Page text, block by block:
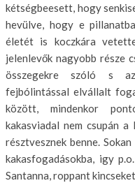
kétségbeesett, hogy
hevülve, hogy e
életét is koczkára
jelenlevők nagyobb ré­sze
összegekre szóló s
fejbólintással elvállalt
között, mindenkor
kakasviadal nem csupán
résztvesznek benne.
kakasfogadásokba, igy
Santanna, roppant